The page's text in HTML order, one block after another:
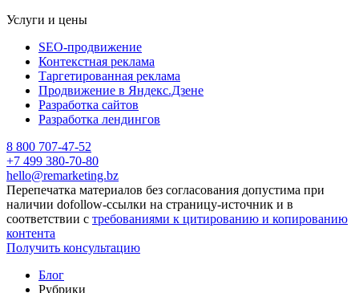
Услуги и цены
SEO-продвижение
Контекстная реклама
Таргетированная реклама
Продвижение в Яндекс.Дзене
Разработка сайтов
Разработка лендингов
8 800 707-47-52
+7 499 380-70-80
hello@remarketing.bz
Перепечатка материалов без согласования допустима при
наличии dofollow-ссылки на страницу‑источник и в
соответствии с требованиями к цитированию и копированию
контента
Получить консультацию
Блог
Рубрики